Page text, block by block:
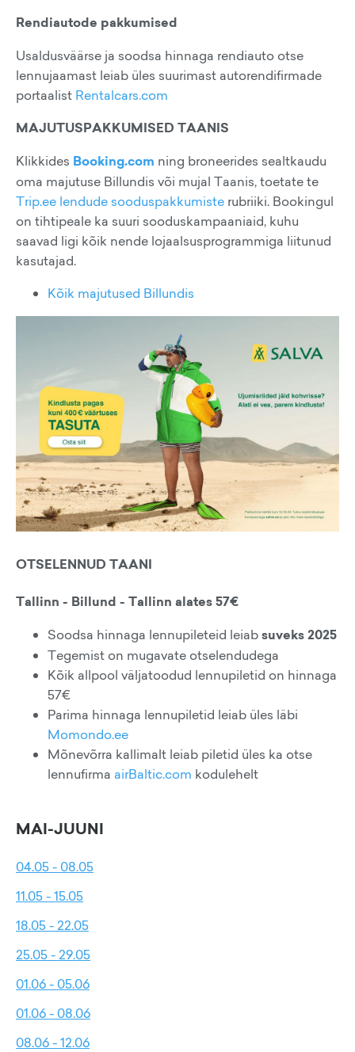
Rendiautode pakkumised
Usaldusväärse ja soodsa hinnaga rendiauto otse
lennujaamast leiab üles suurimast autorendifirmade
portaalist Rentalcars.com
MAJUTUSPAKKUMISED TAANIS
Klikkides Booking.com ning broneerides sealtkaudu
oma majutuse Billundis või mujal Taanis, toetate te
Trip.ee lendude sooduspakkumiste rubriiki. Bookingul
on tihtipeale ka suuri sooduskampaaniaid, kuhu
saavad ligi kõik nende lojaalsusprogrammiga liitunud
kasutajad.
Kõik majutused Billundis
OTSELENNUD TAANI
Tallinn - Billund - Tallinn alates 57€
Soodsa hinnaga lennupileteid leiabsuveks 2025
Tegemist on mugavate otselendudega
Kõik allpool väljatoodud lennupiletid on hinnaga
57€
Parima hinnaga lennupiletid leiab üles läbi
Momondo.ee
Mõnevõrra kallimalt leiab piletid üles ka otse
lennufirma airBaltic.com kodulehelt
MAI-JUUNI
04.05 - 08.05
11.05 - 15.05
18.05 - 22.05
25.05 - 29.05
01.06 - 05.06
01.06 - 08.06
08.06 - 12.06